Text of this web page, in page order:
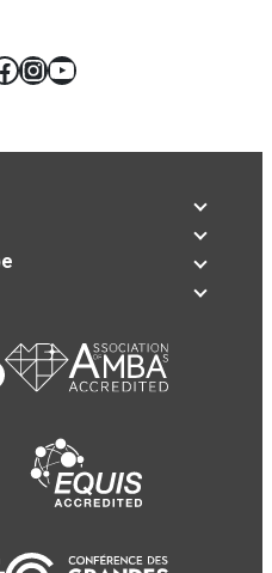
Instagram
YouTube